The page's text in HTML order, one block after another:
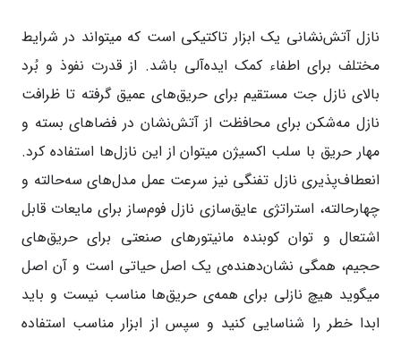
نازل آتش‌نشانی یک ابزار تاکتیکی است که میتواند در شرایط
مختلف برای اطفاء کمک ایده‌آلی باشد. از قدرت نفوذ و بُرد
بالای نازل جت مستقیم برای حریق‌های عمیق گرفته تا ظرافت
نازل مه‌شکن برای محافظت از آتش‌نشان در فضاهای بسته و
مهار حریق با سلب اکسیژن میتوان از این نازل‌ها استفاده کرد.
انعطاف‌پذیری نازل تفنگی نیز سرعت عمل مدل‌های سه‌حالته و
چهارحالته، استراتژی عایق‌سازی نازل فوم‌ساز برای مایعات قابل
اشتعال و توان کوبنده مانیتورهای صنعتی برای حریق‌های
حجیم، همگی نشان‌دهنده‌ی یک اصل حیاتی است و آن اصل
میگوید هیچ نازلی برای همه‌ی حریق‌ها مناسب نیست و باید
ابدا خطر را شناسایی کنید و سپس از ابزار مناسب استفاده